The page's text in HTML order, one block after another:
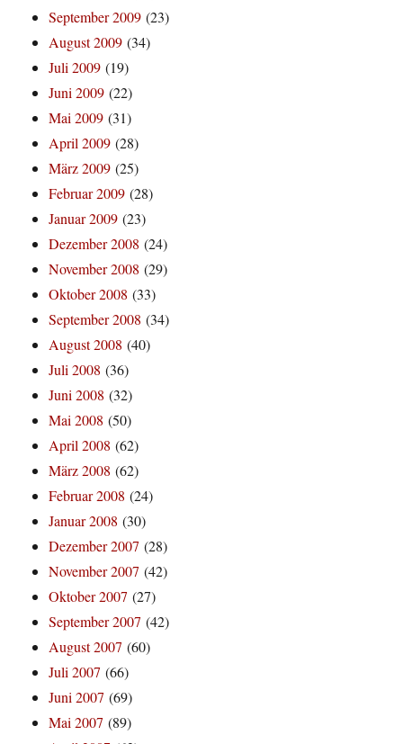
September 2009 (23)
August 2009 (34)
Juli 2009 (19)
Juni 2009 (22)
Mai 2009 (31)
April 2009 (28)
März 2009 (25)
Februar 2009 (28)
Januar 2009 (23)
Dezember 2008 (24)
November 2008 (29)
Oktober 2008 (33)
September 2008 (34)
August 2008 (40)
Juli 2008 (36)
Juni 2008 (32)
Mai 2008 (50)
April 2008 (62)
März 2008 (62)
Februar 2008 (24)
Januar 2008 (30)
Dezember 2007 (28)
November 2007 (42)
Oktober 2007 (27)
September 2007 (42)
August 2007 (60)
Juli 2007 (66)
Juni 2007 (69)
Mai 2007 (89)